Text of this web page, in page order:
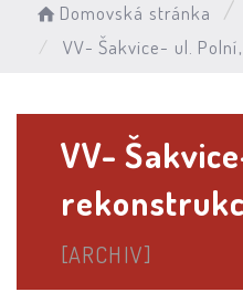
Domovská stránka
VV- Šakvice- ul.
VV-
[ARCHIV]